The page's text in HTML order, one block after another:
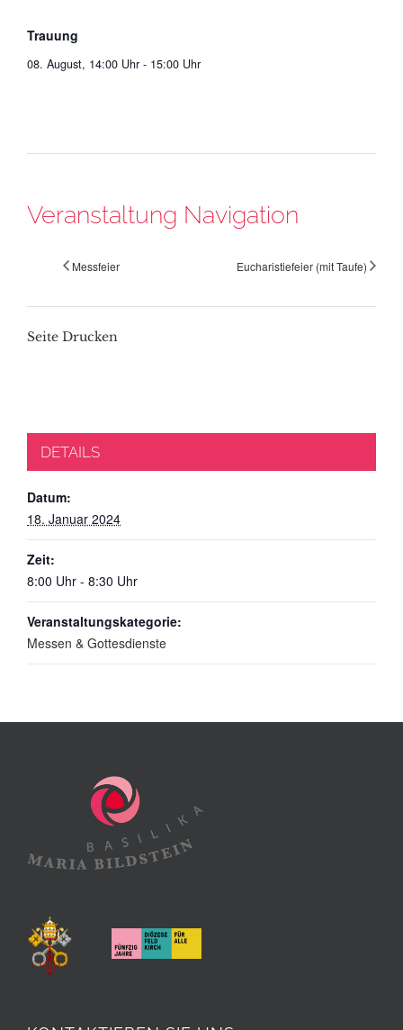
Trauung
08. August, 14:00 Uhr - 15:00 Uhr
Veranstaltung Navigation
Messfeier Eucharistiefeier (mit Taufe)
Seite Drucken
DETAILS
Datum:
18. Januar 2024
Zeit:
8:00 Uhr - 8:30 Uhr
Veranstaltungskategorie:
Messen & Gottesdienste